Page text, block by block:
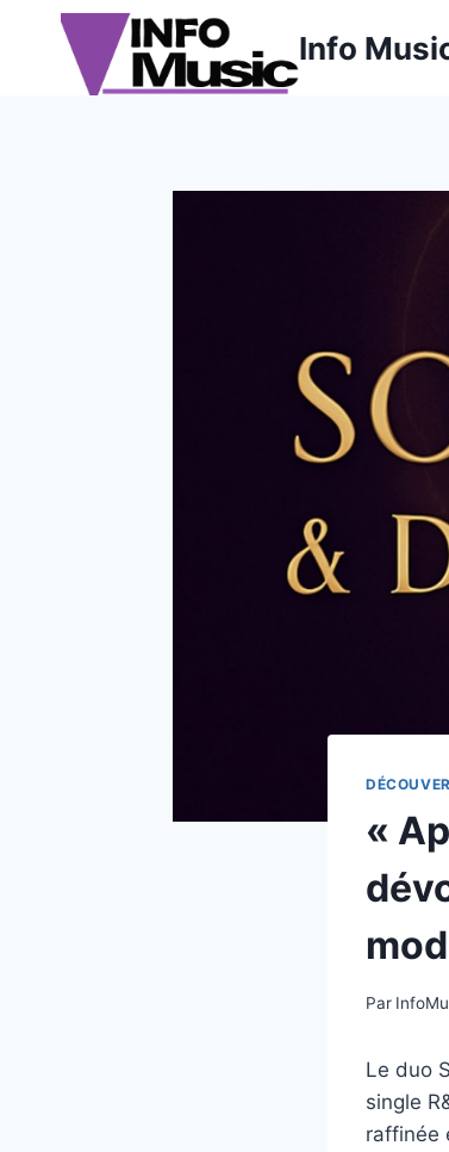
Info
«
Par
Le duo
single
raffinée